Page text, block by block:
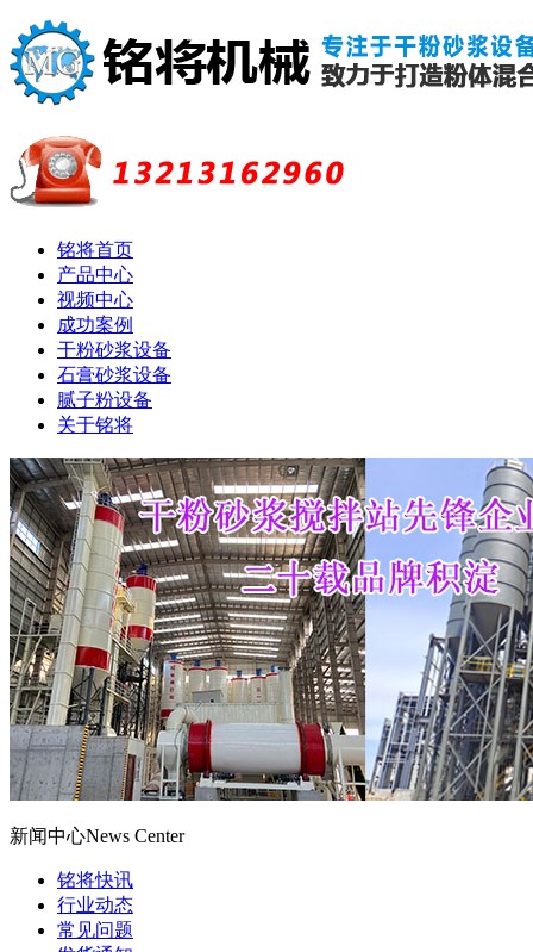
铭将首页
产品中心
视频中心
成功案例
干粉砂浆设备
石膏砂浆设备
腻子粉设备
关于铭将
新闻中心News Center
铭将快讯
行业动态
常见问题